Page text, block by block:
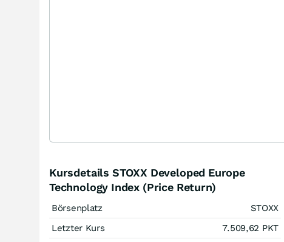
Kursdetails STOXX Developed Europe
Technology Index (Price Return)
Börsenplatz
STOXX
Letzter Kurs
7.509,62 PKT